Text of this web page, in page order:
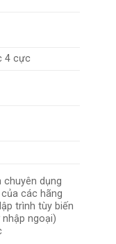
4 cực
chuyên dụng
các hãng
trình tùy biến
ngoại)